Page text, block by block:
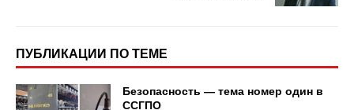
ПУБЛИКАЦИИ ПО ТЕМЕ
Безопасность — тема номер один в
ССГПО